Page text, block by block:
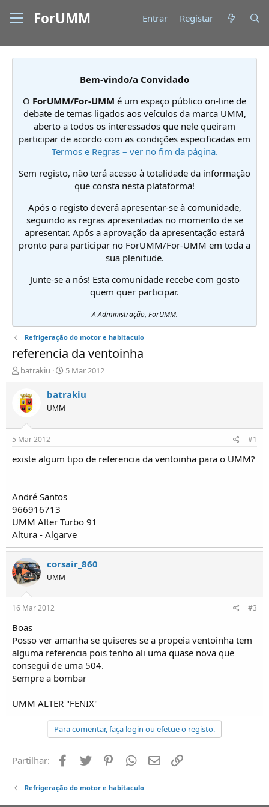
ForUMM Entrar Registar
Bem-vindo/a Convidado
O ForUMM/For-UMM é um espaço público on-line de
debate de temas ligados aos veículos da marca UMM,
aberto a todos os interessados que nele queiram
participar de acordo com as condições especificadas em
Termos e Regras – ver no fim da página.
Sem registo, não terá acesso à totalidade da informação
que consta nesta plataforma!
Após o registo deverá apresentar-se à comunidade,
seguindo as regras apresentadas no momento de se
apresentar. Após a aprovação da apresentação estará
pronto para participar no ForUMM/For-UMM em toda a
sua plenitude.
Junte-se a nós! Esta comunidade recebe com gosto
quem quer participar.
A Administração, ForUMM.
Refrigeração do motor e habitaculo
referencia da ventoinha
I
n
i
c
i
d
o
r
ó
p
i
c
s
batrakiu
D
a
t
5 Mar 2012
batrakiu
UMM
5 Mar 2012 #1
existe algum tipo de referencia da ventoinha para o UMM?
André Santos
966916713
UMM Alter Turbo 91
Altura - Algarve
corsair_860
UMM
16 Mar 2012 #3
Boas
Posso ver amanha se quiseres se a propeia ventoinha tem
alguma referencia pois tenho ali uma quase nova que
consegui de uma 504.
Sempre a bombar
UMM ALTER "FENIX"
Para comentar, faça login ou efetue o registo.
Partilhar: Facebook
Twitter PinterestWhatsapp
Email
Refrigeração do motor e habitaculo